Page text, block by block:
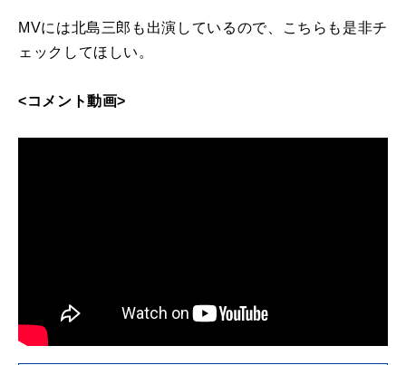
MVには北島三郎も出演しているので、こちらも是非チ
ェックしてほしい。
<コメント動画>